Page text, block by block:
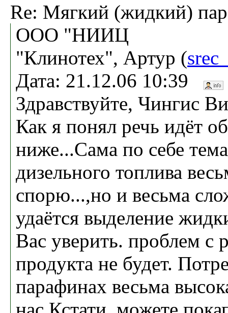
Re: Мягкий (жидкий)
ООО "НИИЦ
"Клинотех", Артур (
Дата: 21.12.06 10:39
Здравствуйте, Чингис
Как я понял речь идёт
ниже...Сама по себе
дизельного топлива
спорю...,но и весьма
удаётся выделение
Вас уверить. проблем с
продукта не будет.
парафинах весьма